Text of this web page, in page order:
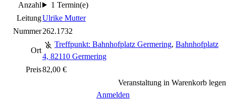
Anzahl
1 Termin(e)
LeitungUlrike Mutter
Nummer262.1732
Ort
Treffpunkt: Bahnhofplatz Germering, Bahnhofplatz
4, 82110 Germering
Preis82,00 €
Veranstaltung in Warenkorb legen
Anmelden